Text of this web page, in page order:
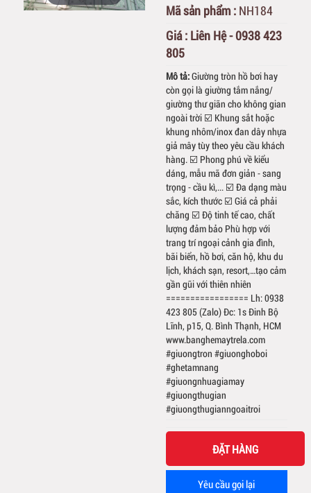
Mã sản phẩm : NH184
Giá : Liên Hệ - 0938 423
805
Mô tả:Giường tròn hồ bơi hay
còn gọi là giường tắm nắng/
giường thư giãn cho không gian
ngoài trời ☑️ Khung sắt hoặc
khung nhôm/inox đan dây nhựa
giả mây tùy theo yêu cầu khách
hàng. ☑️ Phong phú về kiểu
dáng, mẫu mã đơn giản - sang
trọng - cầu kì,... ☑️ Đa dạng màu
sắc, kích thước ☑️ Giá cả phải
chăng ☑️ Độ tinh tế cao, chất
lượng đảm bảo Phù hợp với
trang trí ngoại cảnh gia đình,
bãi biển, hồ bơi, căn hộ, khu du
lịch, khách sạn, resort,…tạo cảm
gần gũi với thiên nhiên
================= Lh: 0938
423 805 (Zalo) Đc: 1s Đinh Bộ
Lĩnh, p15, Q. Bình Thạnh, HCM
www.banghemaytrela.com
#giuongtron #giuonghoboi
#ghetamnang
#giuongnhuagiamay
#giuongthugian
#giuongthugianngoaitroi
ĐẶT HÀNG
Yêu cầu gọi lại